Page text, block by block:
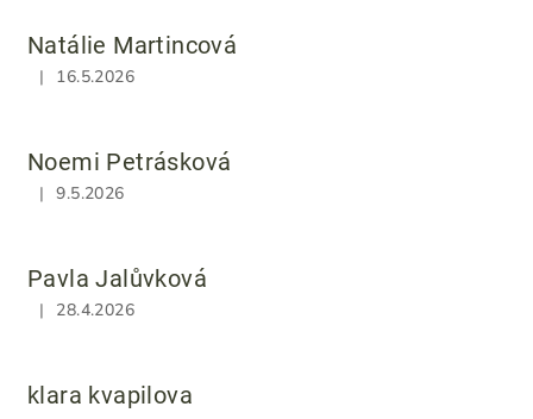
Natálie Martincová
Hodnocení obchodu je 5 z 5 hvězdiček.
| 16.5.2026
Noemi Petrásková
Hodnocení obchodu je 5 z 5 hvězdiček.
| 9.5.2026
Pavla Jalůvková
Hodnocení obchodu je 5 z 5 hvězdiček.
| 28.4.2026
klara kvapilova